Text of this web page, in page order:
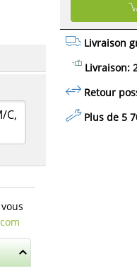
C,
Livraison
Livraison:
Retour
Plus de 5